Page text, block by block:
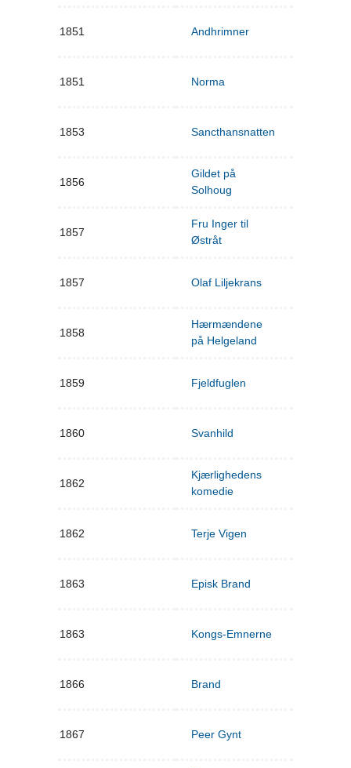
1851 Andhrimner
1851 Norma
1853 Sancthansnatten
1856
Gildet på
Solhoug
1857
Fru Inger til
Østråt
1857 Olaf Liljekrans
1858
Hærmændene
på Helgeland
1859 Fjeldfuglen
1860 Svanhild
1862
Kjærlighedens
komedie
1862 Terje Vigen
1863 Episk Brand
1863 Kongs-Emnerne
1866 Brand
1867 Peer Gynt